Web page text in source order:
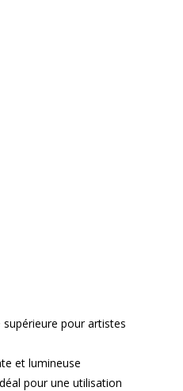
pour artistes
et lumineuse
pour une utilisation